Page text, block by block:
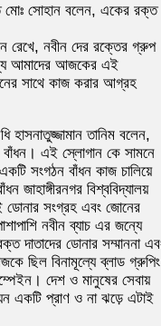
মোঃ সোহান বলেন, একের রক্ত
রেখে, নবীন দের রক্তের গ্রুপ
আমাদের আজকের এই
সাথে কাজ করার আগ্রহ
হাসনাতুজ্জামান তানিম বলেন,
এই স্লোগান কে সামনে
সংগঠন বাঁধন কাজ চালিয়ে
জাহাঙ্গীরনগর বিশ্ববিদ্যালয়
সংগ্রহ এবং জোনের
নবীন ব্যাচ এর জন্যে
দাতাদের ডোনার সম্মাননা
ছিল বিনামূল্যে ব্লাড গ্রুপিং
দেশ ও মানুষের সেবায়
একটি প্রাণ ও না ঝড়ে এটাই